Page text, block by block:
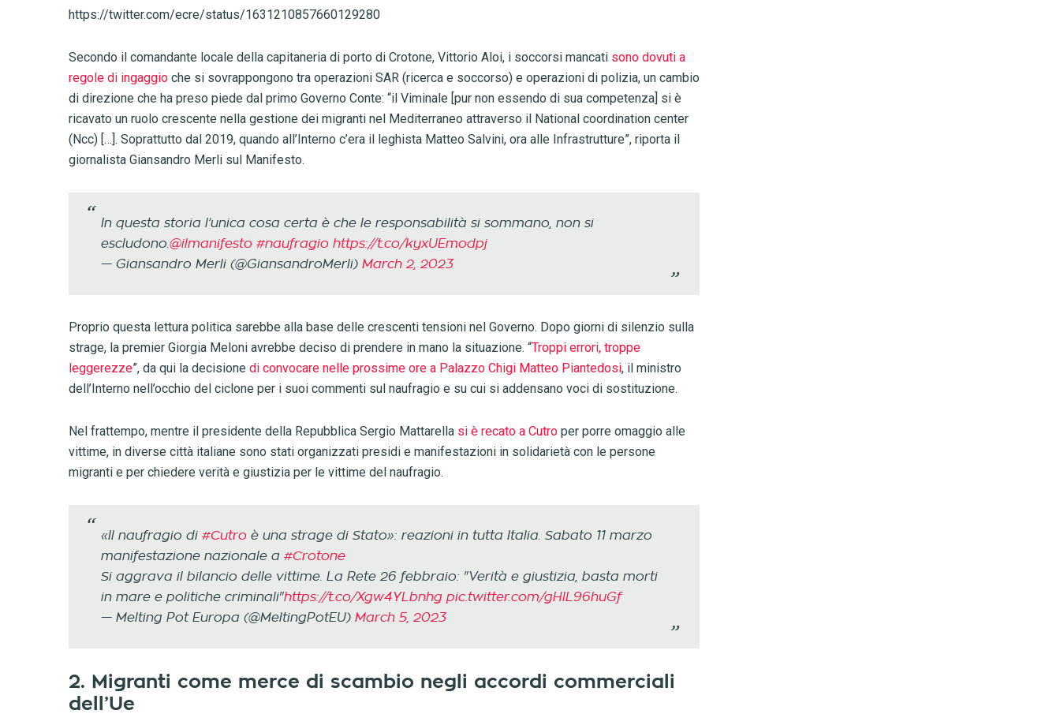
https://twitter.com/ecre/status/1631210857660129280
Secondo il comandante locale della capitaneria di porto di Crotone, Vittorio Aloi, i soccorsi mancati sono dovuti a
regole di ingaggio che si sovrappongono tra operazioni SAR (ricerca e soccorso) e operazioni di polizia, un cambio
di direzione che ha preso piede dal primo Governo Conte: “il Viminale [pur non essendo di sua competenza] si è
ricavato un ruolo crescente nella gestione dei migranti nel Mediterraneo attraverso il National coordination center
(Ncc) […]. Soprattutto dal 2019, quando all’Interno c’era il leghista Matteo Salvini, ora alle Infrastrutture”, riporta il
giornalista Giansandro Merli sul Manifesto.
In questa storia l’unica cosa certa è che le responsabilità si sommano, non si
escludono. @ilmanifesto #naufragio https://t.co/kyxUEmodpj
— Giansandro Merli (@GiansandroMerli) March 2, 2023
Proprio questa lettura politica sarebbe alla base delle crescenti tensioni nel Governo. Dopo giorni di silenzio sulla
strage, la premier Giorgia Meloni avrebbe deciso di prendere in mano la situazione. “Troppi errori, troppe
leggerezze”, da qui la decisione di convocare nelle prossime ore a Palazzo Chigi Matteo Piantedosi, il ministro
dell’Interno nell’occhio del ciclone per i suoi commenti sul naufragio e su cui si addensano voci di sostituzione.
Nel frattempo, mentre il presidente della Repubblica Sergio Mattarella si è recato a Cutro per porre omaggio alle
vittime, in diverse città italiane sono stati organizzati presidi e manifestazioni in solidarietà con le persone
migranti e per chiedere verità e giustizia per le vittime del naufragio.
«Il naufragio di #Cutro è una strage di Stato»: reazioni in tutta Italia. Sabato 11 marzo
manifestazione nazionale a #Crotone
Si aggrava il bilancio delle vittime. La Rete 26 febbraio: "Verità e giustizia, basta morti
in mare e politiche criminali"https://t.co/Xgw4YLbnhg pic.twitter.com/gHlL96huGf
— Melting Pot Europa (@MeltingPotEU) March 5, 2023
2. Migranti come merce di scambio negli accordi commerciali
dell’Ue